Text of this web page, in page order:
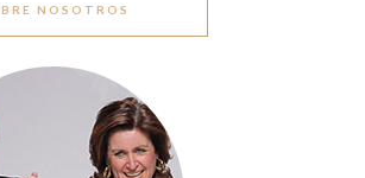
NOSOTROS